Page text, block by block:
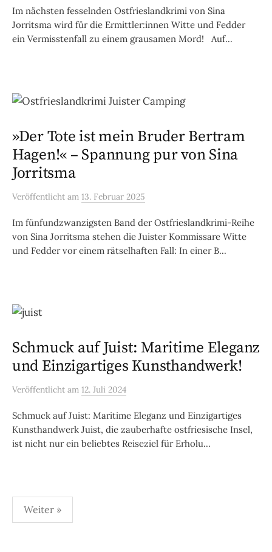
Im nächsten fesselnden Ostfrieslandkrimi von Sina
Jorritsma wird für die Ermittler:innen Witte und Fedder
ein Vermisstenfall zu einem grausamen Mord! Auf...
»Der Tote ist mein Bruder Bertram
Hagen!« – Spannung pur von Sina
Jorritsma
Veröffentlicht am 13. Februar 2025
Im fünfundzwanzigsten Band der Ostfrieslandkrimi-Reihe
von Sina Jorritsma stehen die Juister Kommissare Witte
und Fedder vor einem rätselhaften Fall: In einer B...
Schmuck auf Juist: Maritime Eleganz
und Einzigartiges Kunsthandwerk!
Veröffentlicht am 12. Juli 2024
Schmuck auf Juist: Maritime Eleganz und Einzigartiges
Kunsthandwerk Juist, die zauberhafte ostfriesische Insel,
ist nicht nur ein beliebtes Reiseziel für Erholu...
Seitennummerierung
der
Weiter »